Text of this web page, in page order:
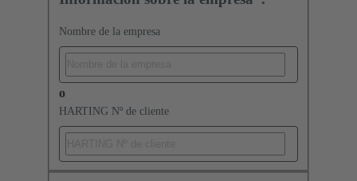
Nombre de la empresa
o
HARTING Nº de cliente